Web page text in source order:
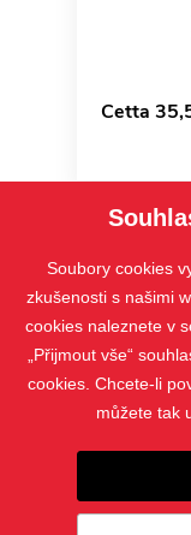
Cetta
PRODUKTY
Soubory cookies
zkušenosti s našimi
cookies naleznete v
„Přijmout vše“
cookies. Chcete-li
můžete tak